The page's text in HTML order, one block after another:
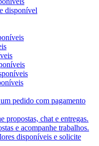
disponível
pedido com pagamento
propostas, chat e entregas.
e acompanhe trabalhos.
disponíveis e solicite